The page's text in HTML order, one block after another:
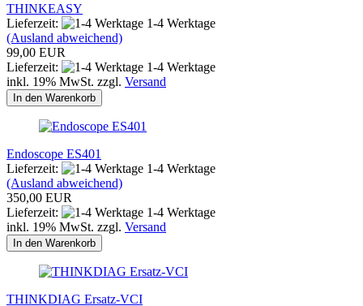
THINKEASY
Lieferzeit:
1-4 Werktage
(Ausland abweichend)
99,00 EUR
Lieferzeit:
1-4 Werktage
inkl. 19% MwSt. zzgl. Versand
In den Warenkorb
Endoscope ES401
Lieferzeit:
1-4 Werktage
(Ausland abweichend)
350,00 EUR
Lieferzeit:
1-4 Werktage
inkl. 19% MwSt. zzgl. Versand
In den Warenkorb
THINKDIAG Ersatz-VCI